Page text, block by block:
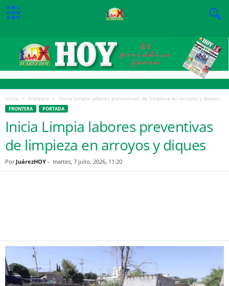
Inicio Frontera Inicia Limpia labores preventivas de limpieza en arroyos y diques
FRONTERA PORTADA
Inicia Limpia labores preventivas
de limpieza en arroyos y diques
Por JuárezHOY - martes, 7 julio, 2026, 11:20